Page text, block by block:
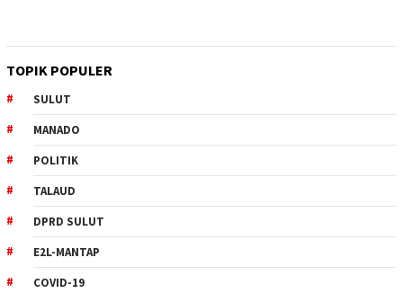
TOPIK POPULER
SULUT
MANADO
POLITIK
TALAUD
DPRD SULUT
E2L-MANTAP
COVID-19